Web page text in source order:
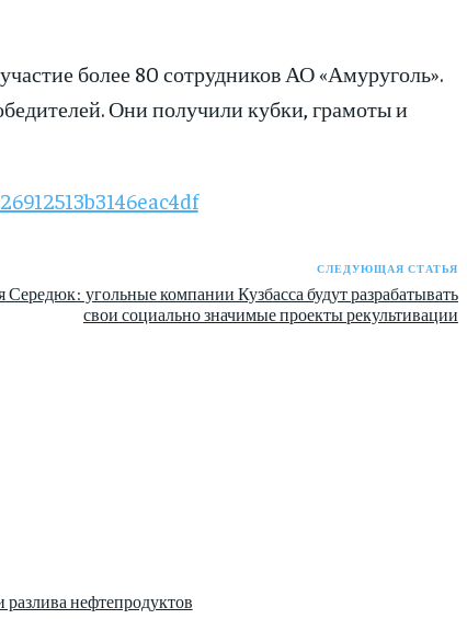
более 80 сотрудников АО «Амуруголь».
Они получили кубки, грамоты и
СЛЕДУЮЩАЯ СТАТЬЯ
Середюк: угольные компании Кузбасса будут разрабатывать
свои социально значимые проекты рекультивации
нефтепродуктов